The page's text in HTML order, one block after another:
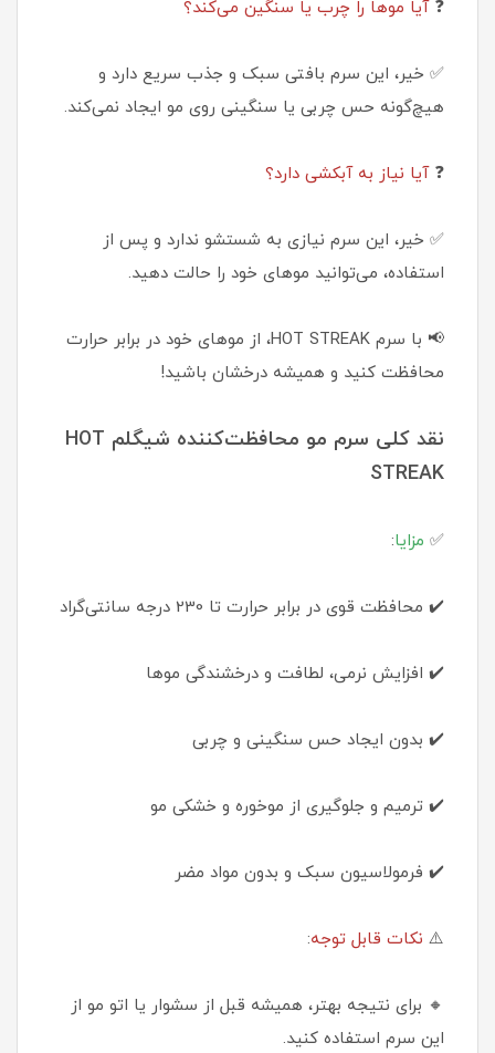
❓آیا موها را چرب یا سنگین می‌کند؟
✅ خیر، این سرم بافتی سبک و جذب سریع دارد و
هیچ‌گونه حس چربی یا سنگینی روی مو ایجاد نمی‌کند.
❓آیا نیاز به آبکشی دارد؟
✅ خیر، این سرم نیازی به شستشو ندارد و پس از
استفاده، می‌توانید موهای خود را حالت دهید.
📢 با سرم HOT STREAK، از موهای خود در برابر حرارت
محافظت کنید و همیشه درخشان باشید!
نقد کلی سرم مو محافظت‌کننده شیگلم HOT
STREAK
✅ مزایا:
✔️ محافظت قوی در برابر حرارت تا 230 درجه سانتی‌گراد
✔️ افزایش نرمی، لطافت و درخشندگی موها
✔️ بدون ایجاد حس سنگینی و چربی
✔️ ترمیم و جلوگیری از موخوره و خشکی مو
✔️ فرمولاسیون سبک و بدون مواد مضر
⚠️ نکات قابل توجه:
🔸 برای نتیجه بهتر، همیشه قبل از سشوار یا اتو مو از
این سرم استفاده کنید.